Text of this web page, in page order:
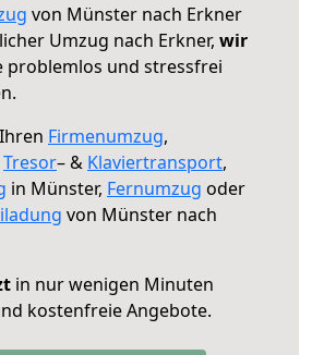
von Münster nach Erkner
Umzug nach Erkner, wir
problemlos und stressfrei
Firmenumzug,
Tresor– & Klaviertransport,
in Münster, Fernumzug oder
von Münster nach
in nur wenigen Minuten
kostenfreie Angebote.